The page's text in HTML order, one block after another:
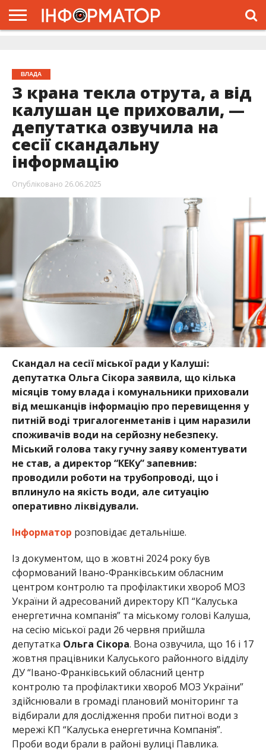
ВЛАДА
З крана текла отрута, а від
калушан це приховали, —
депутатка озвучила на
сесії скандальну
інформацію
Опубліковано 26.06.2025
Скандал на сесії міської ради у Калуші:
депутатка Ольга Сікора заявила, що кілька
місяців тому влада і комунальники приховали
від мешканців інформацію про перевищення у
питній воді тригалогенметанів і цим наразили
споживачів води на серйозну небезпеку.
Міський голова таку гучну заяву коментувати
не став, а директор “КЕКу” запевнив:
проводили роботи на трубопроводі, що і
вплинуло на якість води, але ситуацію
оперативно ліквідували.
Інформатор розповідає детальніше.
Із документом, що в жовтні 2024 року був
сформований Івано-Франківським обласним
центром контролю та профілактики хвороб МОЗ
України й адресований директору КП “Калуська
енергетична компанія” та міському голові Калуша,
на сесію міської ради 26 червня прийшла
депутатка Ольга Сікора. Вона озвучила, що 16 і 17
жовтня працівники Калуського районного відділу
ДУ “Івано-Франківський обласний центр
контролю та профілактики хвороб МОЗ України”
здійснювали в громаді плановий моніторинг та
відбирали для дослідження проби питної води з
мережі КП “Калуська енергетична Компанія”.
Проби води брали в районі вулиці Павлика.